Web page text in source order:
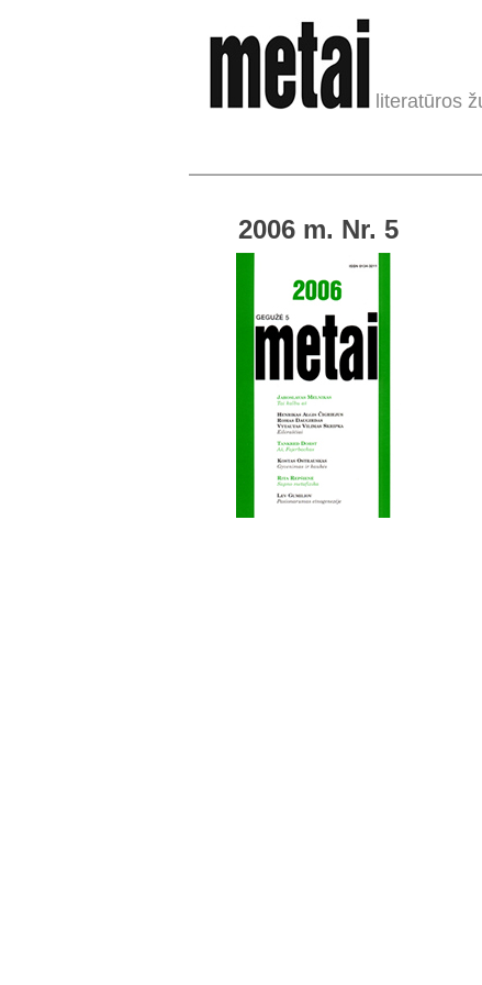
literatūros
2006 m. Nr. 5